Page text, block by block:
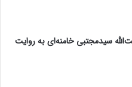
سیدمجتبی خامنه‌ای به روایت